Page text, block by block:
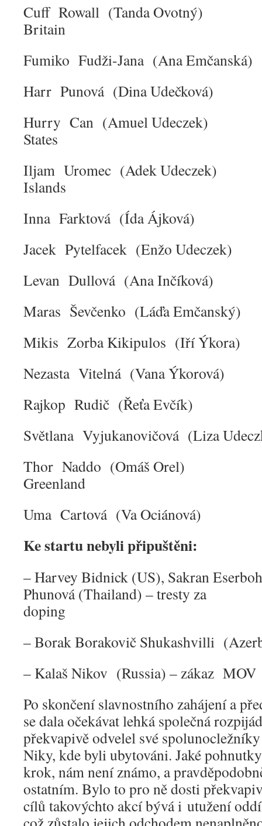
Cuff Rowall (Tanda
Fumiko Fudži-Jana (Ana
Harr Punová (Dina
Hurry Can (Amuel
States
Iljam Uromec (Adek
Islands
Inna Farktová (Ída
Jacek Pytelfacek (Enžo
Levan Dullová (Ana
Maras Ševčenko (Láďa
Mikis Zorba Kikipulos (Iří
Nezasta Vitelná (Vana
Rajkop Rudič (Řeťa
Světlana Vyjukanovičová (Liza
Thor Naddo
Greenland
Uma Cartová (Va
Ke startu nebyli připuštěni:
– Harvey Bidnick (US), Sakran
Phunová (Thailand) – tresty za
– Borak Borakovič Shukashvilli
– Kalaš Nikov (Russia) – zákaz MOV
Po skončení slavnostního zahájení a
se dala očekávat lehká společná
překvapivě odvelel své
Niky, kde byli ubytováni. Jaké
krok, nám není známo, a
ostatním. Bylo to pro ně dosti
cílů takovýchto akcí bývá i utužení